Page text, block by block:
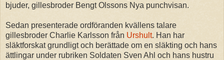
bjuder, gillesbroder Bengt Olssons Nya punchvisan.
Sedan presenterade ordföranden kvällens talare
gillesbroder Charlie Karlsson från Urshult. Han har
släktforskat grundligt och berättade om en släkting och hans
ättlingar under rubriken Soldaten Sven Ahl och hans hustru